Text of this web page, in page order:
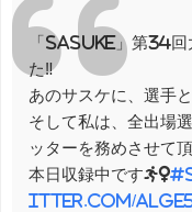
「SASUKE」第34回
た‼️
あのサスケに、選手
そして私は、全出場
ッターを務めさせて
本日収録中です🏃‍♀️
itter.com/